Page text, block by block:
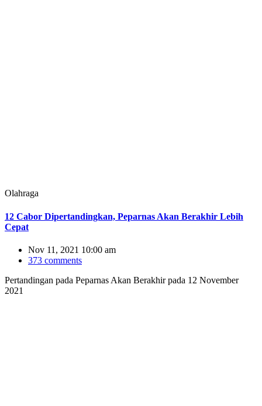
Olahraga
12 Cabor Dipertandingkan, Peparnas Akan Berakhir Lebih
Cepat
Nov 11, 2021 10:00 am
373 comments
Pertandingan pada Peparnas Akan Berakhir pada 12 November
2021